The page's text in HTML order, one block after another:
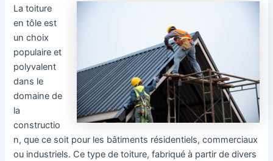
La toiture
en tôle est
un choix
populaire et
polyvalent
dans le
domaine de
la
constructio
n, que ce soit pour les bâtiments résidentiels, commerciaux
ou industriels. Ce type de toiture, fabriqué à partir de divers